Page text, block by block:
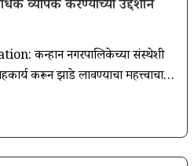
व्यापक करण्याच्या उद्देशाने
कन्हान नगरपालिकेच्या संस्थेशी
करून झाडे लावण्याचा महत्त्वाचा
महिलांचा मोठा उपस्थिती